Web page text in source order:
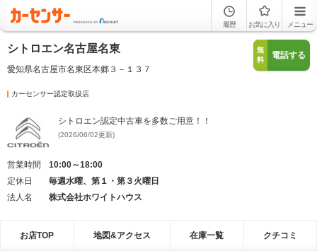
履歴 お気に入り メニュー
シトロエン名古屋名東
愛知県名古屋市名東区本郷３－１３７
無
料
電話する
カーセンサー認定取扱店
シトロエン認定中古車を多数ご用意！！
(2026/06/02更新)
営業時間
10:00～18:00
定休日
毎週水曜、第１・第３火曜日
法人名
株式会社ホワイトハウス
お店TOP 地図&アクセス 在庫一覧 クチコミ